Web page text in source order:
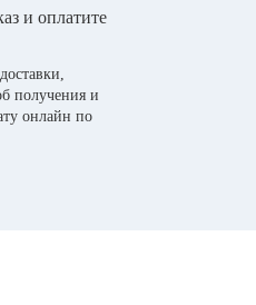
и оплатите
получения и
онлайн по